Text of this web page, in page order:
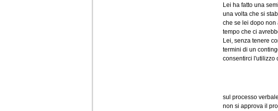
Lei ha fatto una
una volta che si
che se lei dopo non
tempo che ci
Lei, senza tenere
termini di un
consentirci l'utilizzo
sul processo
non si approva il